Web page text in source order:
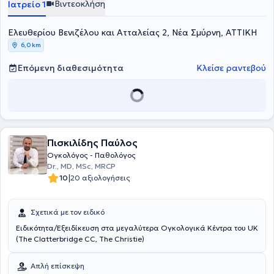
Ιατρείο 1 Βιντεοκλήση
Ελευθερίου Βενιζέλου και Ατταλείας 2, Νέα Σμύρνη, ΑΤΤΙΚΗ
6,0 km
Επόμενη διαθεσιμότητα Κλείσε ραντεβού
Πισκιλίδης Παύλος
Ογκολόγος - Παθολόγος
Dr., MD, MSc, MRCP
10|20 αξιολογήσεις
Σχετικά με τον ειδικό
Ειδικότητα/Εξειδίκευση στα μεγαλύτερα Ογκολογικά Κέντρα του UK
(The Clatterbridge CC, The Christie)
Απλή επίσκεψη